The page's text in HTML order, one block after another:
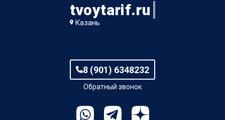
tvoytarif.ru
Казань
8 (901) 6348232
Обратный звонок